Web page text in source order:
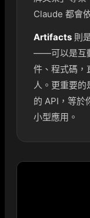
Claude 都會
Artifacts 則
——可以是互
件、程式碼，
人。更重要
的 API，等於
小型應用。